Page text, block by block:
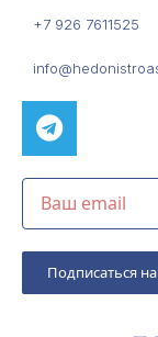
+7 926 7611525
Подписаться